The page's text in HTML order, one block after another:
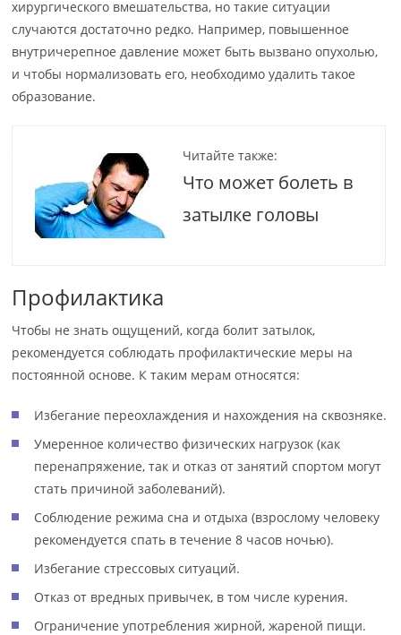
хирургического вмешательства, но такие ситуации
случаются достаточно редко. Например, повышенное
внутричерепное давление может быть вызвано опухолью,
и чтобы нормализовать его, необходимо удалить такое
образование.
Читайте также:
Что может болеть в
затылке головы
Профилактика
Чтобы не знать ощущений, когда болит затылок,
рекомендуется соблюдать профилактические меры на
постоянной основе. К таким мерам относятся:
Избегание переохлаждения и нахождения на сквозняке.
Умеренное количество физических нагрузок (как
перенапряжение, так и отказ от занятий спортом могут
стать причиной заболеваний).
Соблюдение режима сна и отдыха (взрослому человеку
рекомендуется спать в течение 8 часов ночью).
Избегание стрессовых ситуаций.
Отказ от вредных привычек, в том числе курения.
Ограничение употребления жирной, жареной пищи.